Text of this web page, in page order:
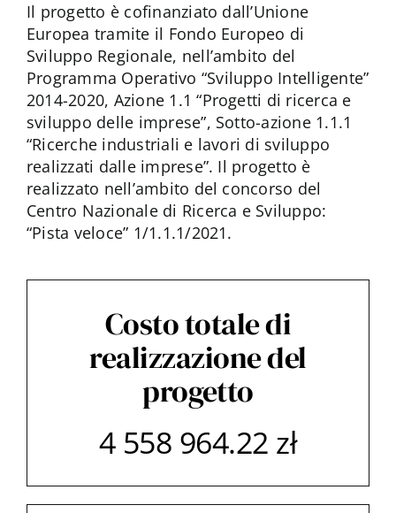
Il progetto è cofinanziato dall’Unione
Europea tramite il Fondo Europeo di
Sviluppo Regionale, nell’ambito del
Programma Operativo “Sviluppo Intelligente”
2014-2020, Azione 1.1 “Progetti di ricerca e
sviluppo delle imprese”, Sotto-azione 1.1.1
“Ricerche industriali e lavori di sviluppo
realizzati dalle imprese”. Il progetto è
realizzato nell’ambito del concorso del
Centro Nazionale di Ricerca e Sviluppo:
“Pista veloce” 1/1.1.1/2021.
Costo totale di
realizzazione del
progetto
4 558 964.22 zł